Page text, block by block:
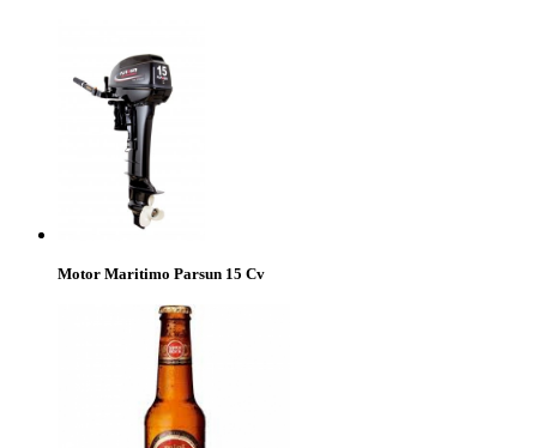
Motor Maritimo Parsun 15 Cv